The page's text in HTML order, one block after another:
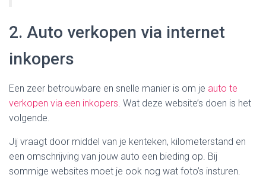
2. Auto verkopen via internet
inkopers
Een zeer betrouwbare en snelle manier is om je auto te
verkopen via een inkopers. Wat deze website’s doen is het
volgende.
Jij vraagt door middel van je kenteken, kilometerstand en
een omschrijving van jouw auto een bieding op. Bij
sommige websites moet je ook nog wat foto’s insturen.